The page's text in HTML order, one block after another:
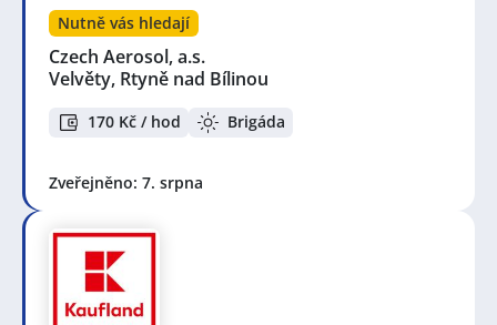
Nutně vás hledají
Czech Aerosol, a.s.
Velvěty, Rtyně nad Bílinou
170 Kč / hod Brigáda
Zveřejněno: 7. srpna